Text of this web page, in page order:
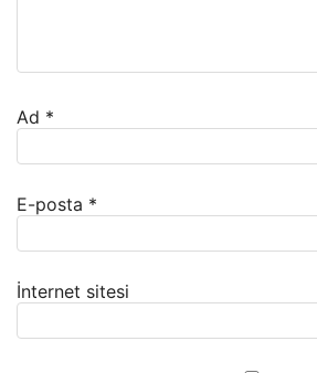
Ad *
E-posta *
İnternet sitesi